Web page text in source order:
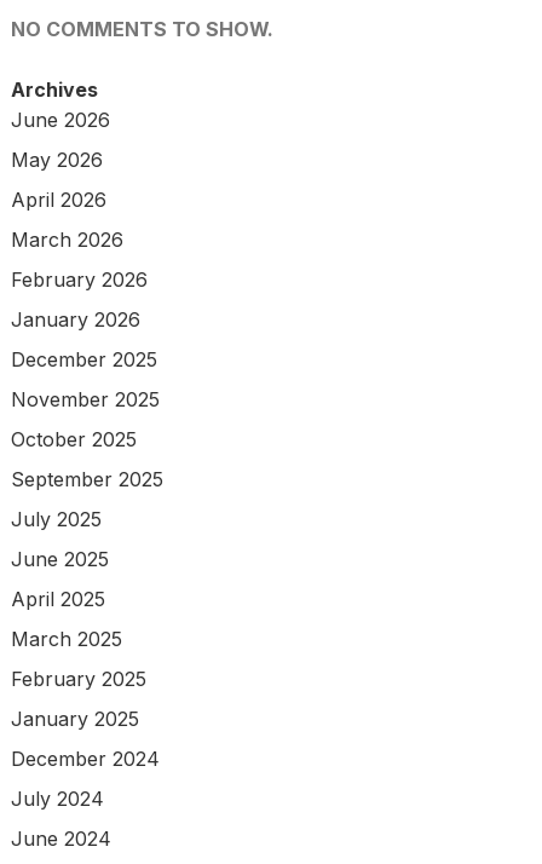
NO COMMENTS TO SHOW.
Archives
June 2026
May 2026
April 2026
March 2026
February 2026
January 2026
December 2025
November 2025
October 2025
September 2025
July 2025
June 2025
April 2025
March 2025
February 2025
January 2025
December 2024
July 2024
June 2024